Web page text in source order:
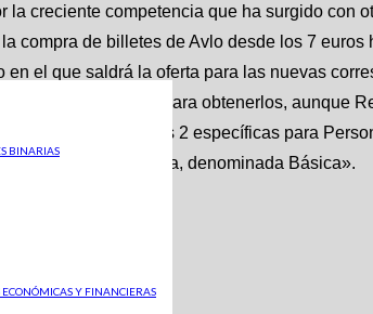
BINARIAS
ECONÓMICAS Y FINANCIERAS
la creciente competencia que ha surgido con
compra de billetes de Avlo desde los 7 euros
en el que saldrá la oferta para las nuevas
y ser rápidos para obtenerlos, aunque
436 plazas más otras 2 específicas para
venta en clase única, denominada Básica».